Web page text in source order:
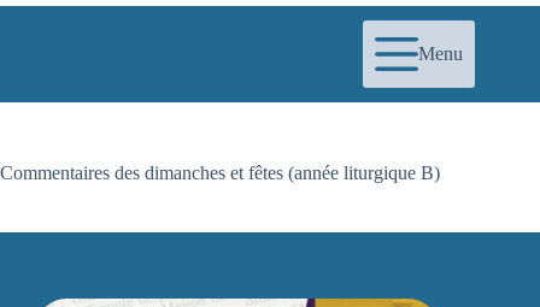
Menu
Commentaires des dimanches et fêtes (année liturgique B)